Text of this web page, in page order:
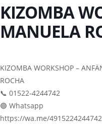
KIZOMBA
MANUELA
KIZOMBA WORKSHOP –
📞 01522-4244742
🟢 Whatsapp
https://wa.me/4915224244742